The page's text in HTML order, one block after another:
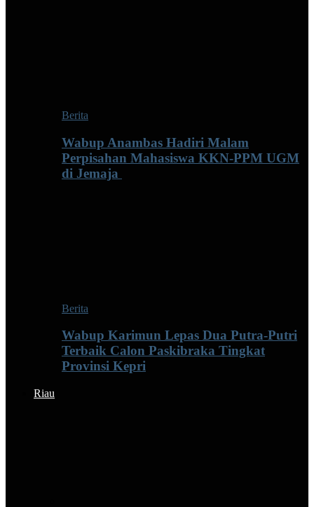
Berita
Wabup Anambas Hadiri Malam
Perpisahan Mahasiswa KKN-PPM UGM
di Jemaja ‎
Berita
Wabup Karimun Lepas Dua Putra-Putri
Terbaik Calon Paskibraka Tingkat
Provinsi Kepri
Riau